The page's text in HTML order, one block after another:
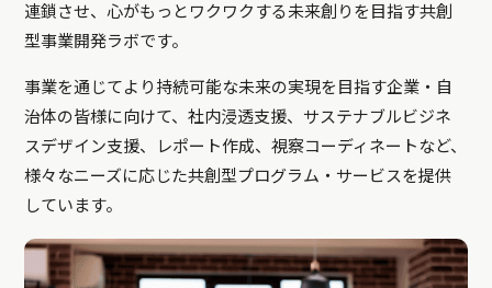
連鎖させ、心がもっとワクワクする未来創りを目指す共創
型事業開発ラボです。
事業を通じてより持続可能な未来の実現を目指す企業・自
治体の皆様に向けて、社内浸透支援、サステナブルビジネ
スデザイン支援、レポート作成、視察コーディネートなど、
様々なニーズに応じた共創型プログラム・サービスを提供
しています。